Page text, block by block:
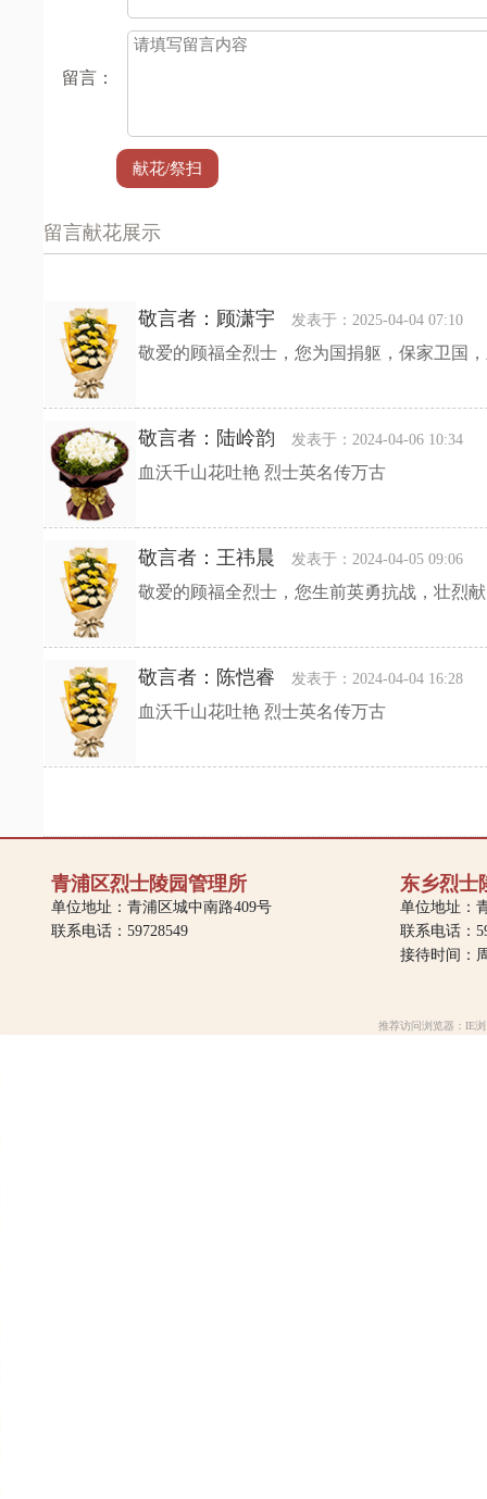
青浦区烈士陵园管理所
单位地址：青浦区城中南路409号
联系电话：59728549
东乡烈士
单位地址：
联系电话：
接待时间：
推荐访问浏览器：IE